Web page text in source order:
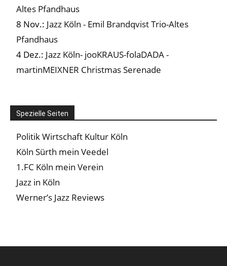
Altes Pfandhaus
8 Nov.: Jazz Köln - Emil Brandqvist Trio-Altes
Pfandhaus
4 Dez.: Jazz Köln- jooKRAUS-folaDADA -
martinMEIXNER Christmas Serenade
Spezielle Seiten
Politik Wirtschaft Kultur Köln
Köln Sürth mein Veedel
1.FC Köln mein Verein
Jazz in Köln
Werner’s Jazz Reviews